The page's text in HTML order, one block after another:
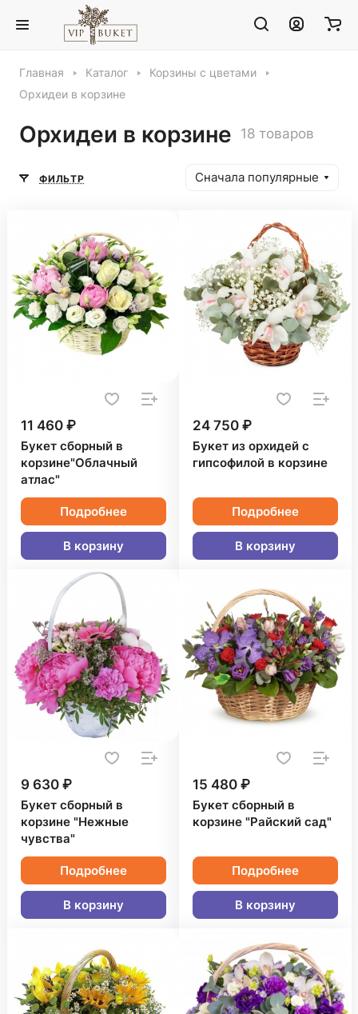
Главная Каталог
Корзины с цветами
Орхидеи в корзине
Орхидеи в корзине 18 товаров
ФИЛЬТР Сначала популярные
11 460 ₽
Букет сборный в
корзине"Облачный
атлас"
Подробнее
В корзину
24 750 ₽
Букет из орхидей с
гипсофилой в корзине
Подробнее
В корзину
9 630 ₽
Букет сборный в
корзине "Нежные
чувства"
Подробнее
В корзину
15 480 ₽
Букет сборный в
корзине "Райский сад"
Подробнее
В корзину